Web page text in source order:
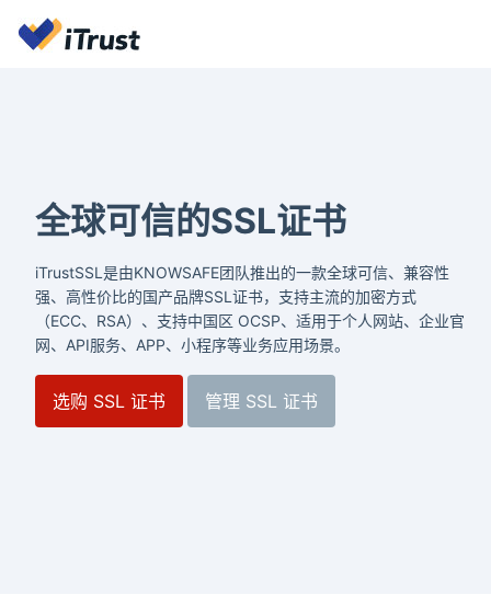
全球可信的SSL证书
iTrustSSL是由KNOWSAFE团队推出的一款全球可信、兼容性
强、高性价比的国产品牌SSL证书，支持主流的加密方式
（ECC、RSA）、支持中国区 OCSP、适用于个人网站、企业官
网、API服务、APP、小程序等业务应用场景。
选购 SSL 证书 管理 SSL 证书